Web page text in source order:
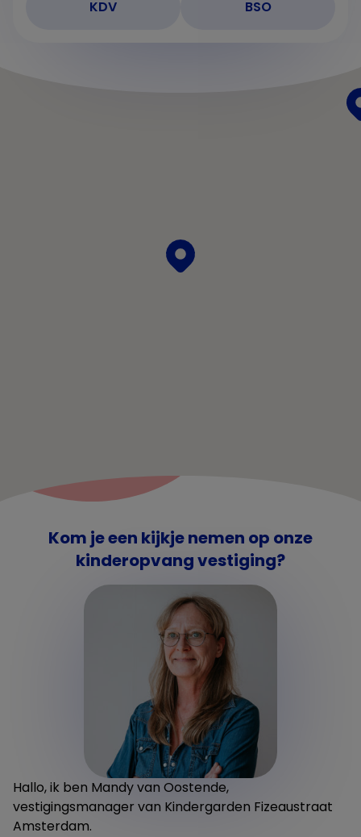
KDV BSO
Kom je een kijkje nemen op onze
kinderopvang vestiging?
Hallo, ik ben Mandy van Oostende,
vestigingsmanager van Kindergarden Fizeaustraat
Amsterdam.